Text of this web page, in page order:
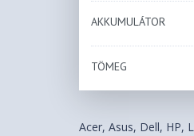
AKKUMULÁTOR
TÖMEG
Acer, Asus, Dell, HP,